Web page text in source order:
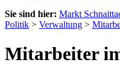
Sie sind hier: Markt
Politik > Verwaltung >
Mitarbeiter